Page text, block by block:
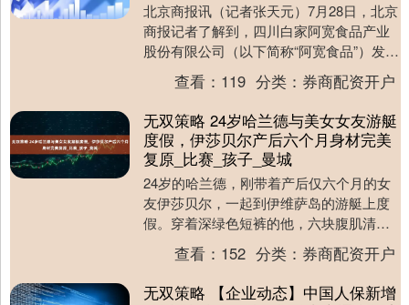
北京商报讯（记者张天元）7月28日，北京
商报记者了解到，四川白家阿宽食品产业
股份有限公司（以下简称“阿宽食品”）发布
关于麻六记部分批次酸辣粉产品召回的声
明。其中....
查看： 119 分类： 券商配资开户
无双策略 24岁哈兰德与美女女友游艇
度假，伊莎贝尔产后六个月身材完美
复原_比赛_孩子_曼城
24岁的哈兰德，刚带着产后仅六个月的女
友伊莎贝尔，一起到伊维萨岛的游艇上度
假。穿着深绿色短裤的他，六块腹肌清晰
可见，宛如健身教练的宣传照；而伊莎贝
尔则身穿白色比....
查看： 152 分类： 券商配资开户
无双策略 【企业动态】中国人保新增